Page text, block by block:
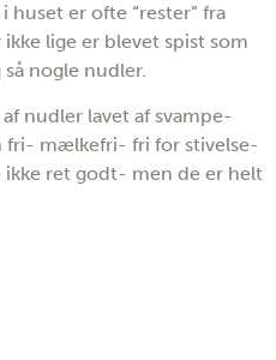
er ofte “rester” fra
lige er blevet spist som
nogle nudler.
nudler lavet af svampe-
fri- mælkefri- fri for stivelse-
ikke ret godt- men de er helt